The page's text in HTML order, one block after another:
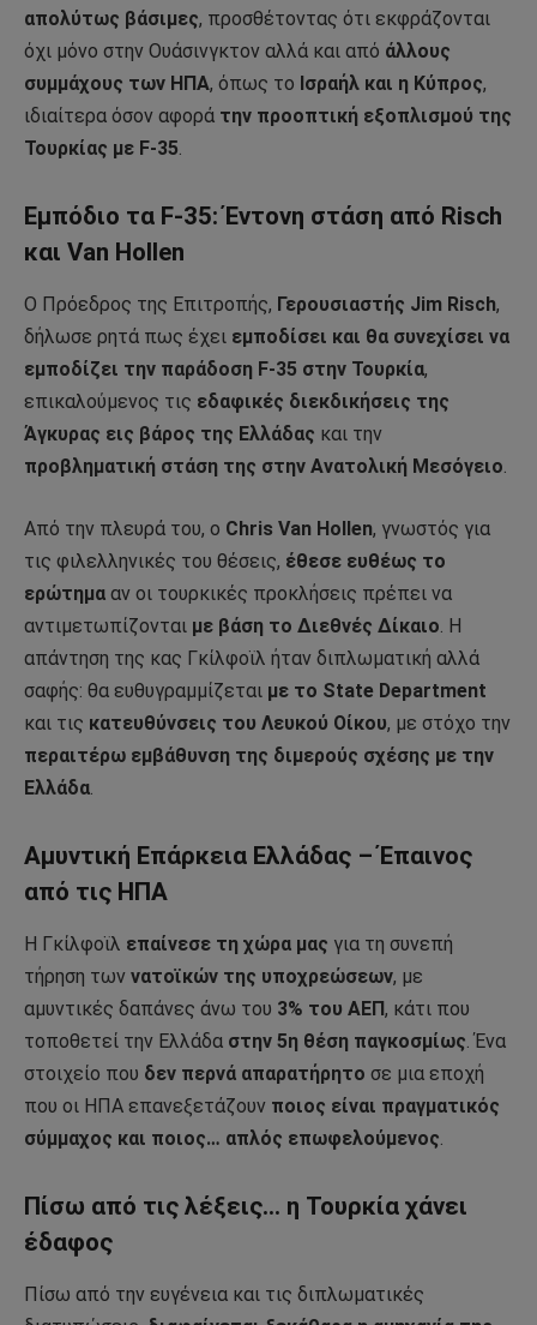
απολύτως βάσιμες, προσθέτοντας ότι εκφράζονται
όχι μόνο στην Ουάσινγκτον αλλά και από άλλους
συμμάχους των ΗΠΑ, όπως το Ισραήλ και η Κύπρος,
ιδιαίτερα όσον αφορά την προοπτική εξοπλισμού της
Τουρκίας με F-35.
Εμπόδιο τα F-35: Έντονη στάση από Risch
και Van Hollen
Ο Πρόεδρος της Επιτροπής, Γερουσιαστής Jim Risch,
δήλωσε ρητά πως έχει εμποδίσει και θα συνεχίσει να
εμποδίζει την παράδοση F-35 στην Τουρκία,
επικαλούμενος τις εδαφικές διεκδικήσεις της
Άγκυρας εις βάρος της Ελλάδας και την
προβληματική στάση της στην Ανατολική Μεσόγειο.
Από την πλευρά του, ο Chris Van Hollen, γνωστός για
τις φιλελληνικές του θέσεις, έθεσε ευθέως το
ερώτημα αν οι τουρκικές προκλήσεις πρέπει να
αντιμετωπίζονται με βάση το Διεθνές Δίκαιο. Η
απάντηση της κας Γκίλφοϊλ ήταν διπλωματική αλλά
σαφής: θα ευθυγραμμίζεται με το State Department
και τις κατευθύνσεις του Λευκού Οίκου, με στόχο την
περαιτέρω εμβάθυνση της διμερούς σχέσης με την
Ελλάδα.
Αμυντική Επάρκεια Ελλάδας – Έπαινος
από τις ΗΠΑ
Η Γκίλφοϊλ επαίνεσε τη χώρα μας για τη συνεπή
τήρηση των νατοϊκών της υποχρεώσεων, με
αμυντικές δαπάνες άνω του 3% του ΑΕΠ, κάτι που
τοποθετεί την Ελλάδα στην 5η θέση παγκοσμίως. Ένα
στοιχείο που δεν περνά απαρατήρητο σε μια εποχή
που οι ΗΠΑ επανεξετάζουν ποιος είναι πραγματικός
σύμμαχος και ποιος… απλός επωφελούμενος.
Πίσω από τις λέξεις… η Τουρκία χάνει
έδαφος
Πίσω από την ευγένεια και τις διπλωματικές